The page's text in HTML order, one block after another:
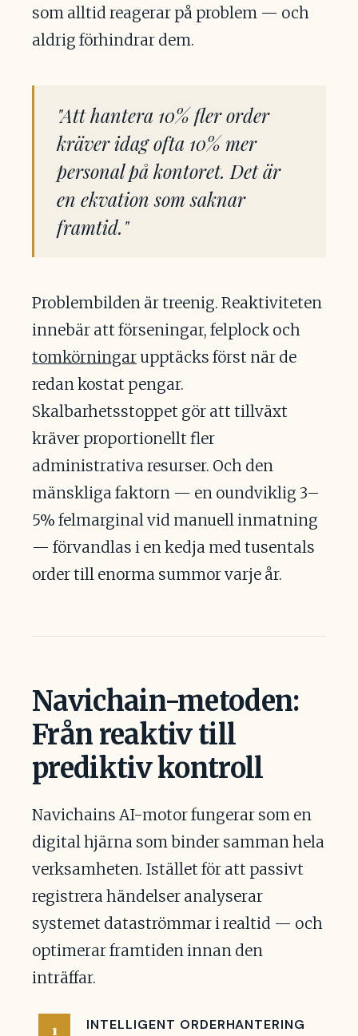
som alltid reagerar på problem — och
aldrig förhindrar dem.
"Att hantera 10% fler order
kräver idag ofta 10% mer
personal på kontoret. Det är
en ekvation som saknar
framtid."
Problembilden är treenig. Reaktiviteten
innebär att förseningar, felplock och
tomkörningar upptäcks först när de
redan kostat pengar.
Skalbarhetsstoppet gör att tillväxt
kräver proportionellt fler
administrativa resurser. Och den
mänskliga faktorn — en oundviklig 3–
5% felmarginal vid manuell inmatning
— förvandlas i en kedja med tusentals
order till enorma summor varje år.
Navichain-metoden:
Från reaktiv till
prediktiv kontroll
Navichains AI-motor fungerar som en
digital hjärna som binder samman hela
verksamheten. Istället för att passivt
registrera händelser analyserar
systemet dataströmmar i realtid — och
optimerar framtiden innan den
inträffar.
INTELLIGENT ORDERHANTERING